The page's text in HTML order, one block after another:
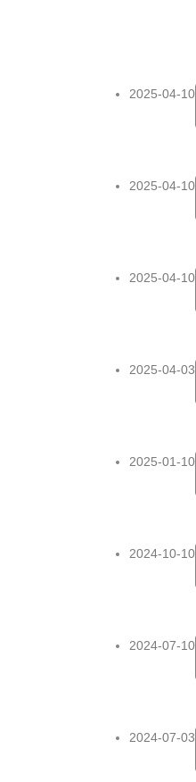
2025-04-10
2025-04-10
2025-04-10
2025-04-03
2025-01-10
2024-10-10
2024-07-10
2024-07-03